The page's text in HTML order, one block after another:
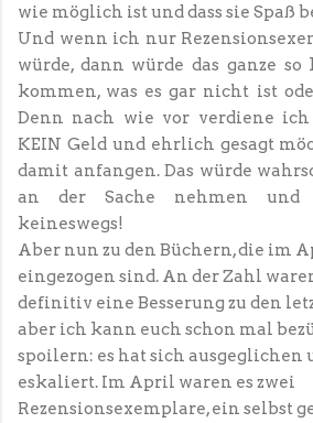
wie möglich ist und dass sie Spaß
Und wenn ich nur
würde, dann würde das ganze
kommen, was es gar nicht ist
Denn nach wie vor verdiene
KEIN Geld und ehrlich gesagt
damit anfangen. Das würde
an der Sache nehmen und
keineswegs!
Aber nun zu den Büchern, die im
eingezogen sind. An der Zahl
definitiv eine Besserung zu den
aber ich kann euch schon mal
spoilern: es hat sich ausgeglichen
eskaliert. Im April waren es zwei
Rezensionsexemplare, ein selbst